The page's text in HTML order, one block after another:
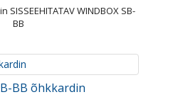
WINDBOX SB-
BB
BB õhkkardin